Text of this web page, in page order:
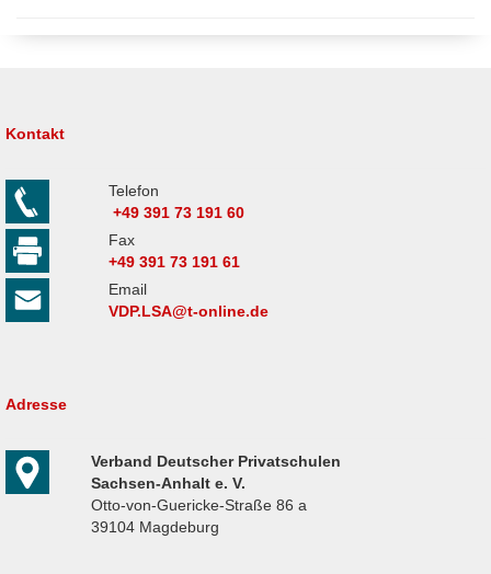
Kontakt
Telefon
+49 391 73 191 60
Fax
+49 391 73 191 61
Email
VDP.LSA@t-online.de
Adresse
Verband Deutscher Privatschulen
Sachsen-Anhalt e. V.
Otto-von-Guericke-Straße 86 a
39104 Magdeburg